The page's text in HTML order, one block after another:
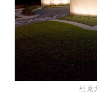
杜克